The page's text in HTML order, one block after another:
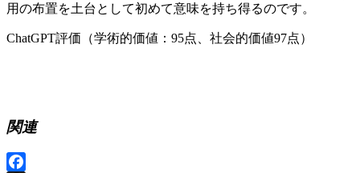
用の布置を土台として初めて意味を持ち得るのです。
ChatGPT評価（学術的価値：95点、社会的価値97点）
関連